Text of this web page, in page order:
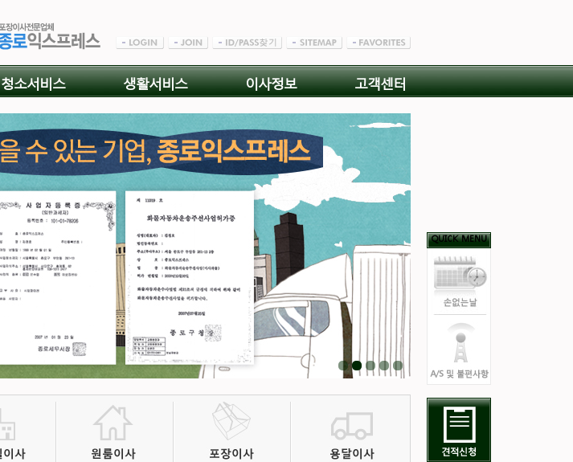
청소서비스 생활서비스 이사정보 고객센터
QUICK MENU